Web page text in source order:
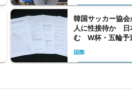
韓国サッカー協
人に性接待か 日
む W杯・五輪予
国際